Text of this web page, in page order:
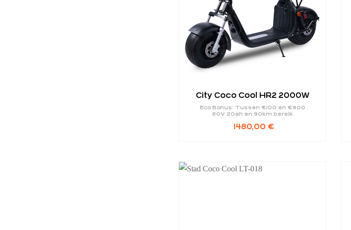
City Coco Cool HR2 2000W
Eco Bonus: Tussen €100 en €900
60V 20ah en 90km bereik
1480,00 €